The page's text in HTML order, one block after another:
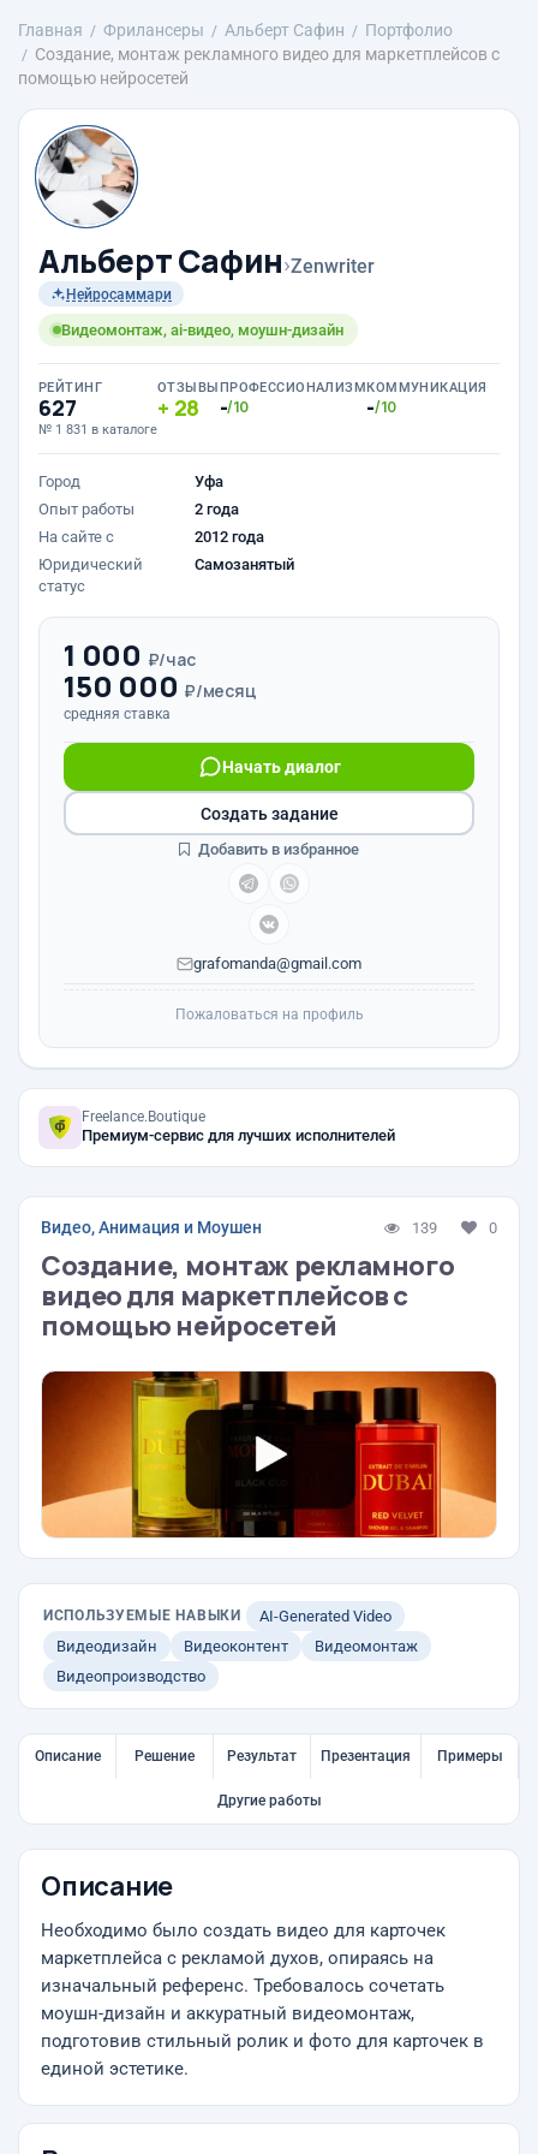
Главная Фрилансеры Альберт Сафин
Портфолио
Создание, монтаж рекламного видео для маркетплейсов с
помощью нейросетей
Альберт Сафин›Zenwriter
Нейросаммари
Видеомонтаж, ai-видео, моушн-дизайн
РЕЙТИНГ
627
№ 1 831 в каталоге
ОТЗЫВЫ
28
ПРОФЕССИОНАЛИЗМ
-/10
КОММУНИКАЦИЯ
-/10
Город
Уфа
Опыт работы
2 года
На сайте с
2012 года
Юридический
статус
Самозанятый
1 000 ₽/час
150 000 ₽/месяц
средняя ставка
Начать диалог
grafomanda@gmail.com
Создать задание
Добавить в избранное
Пожаловаться на профиль
Freelance.Boutique
Премиум-сервис для лучших исполнителей
Видео, Анимация и Моушен 139 0
Создание, монтаж рекламного
видео для маркетплейсов с
помощью нейросетей
ИСПОЛЬЗУЕМЫЕ НАВЫКИ
AI-Generated Video
Видеодизайн
Видеоконтент
Видеомонтаж
Видеопроизводство
Описание Решение Результат Презентация Примеры
Другие работы
Описание
Необходимо было создать видео для карточек
маркетплейса с рекламой духов, опираясь на
изначальный референс. Требовалось сочетать
моушн-дизайн и аккуратный видеомонтаж,
подготовив стильный ролик и фото для карточек в
единой эстетике.